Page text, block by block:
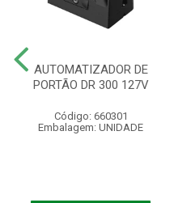
AUTOMATIZADOR DE
PORTÃO DR 300 127V
Código: 660301
Embalagem: UNIDADE